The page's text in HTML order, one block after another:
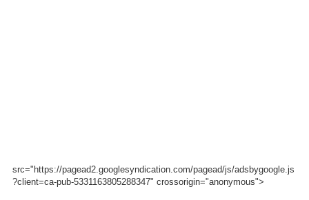
src="https://pagead2.googlesyndication.com/pagead/js/adsbygoogle.js
?client=ca-pub-5331163805288347" crossorigin="anonymous">